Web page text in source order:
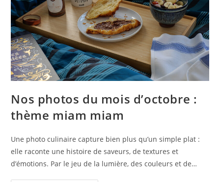
Nos photos du mois d’octobre :
thème miam miam
Une photo culinaire capture bien plus qu’un simple plat :
elle raconte une histoire de saveurs, de textures et
d’émotions. Par le jeu de la lumière, des couleurs et de…